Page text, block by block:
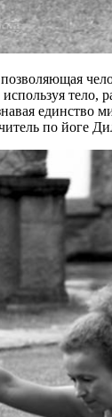
тело,
единство
по йоге